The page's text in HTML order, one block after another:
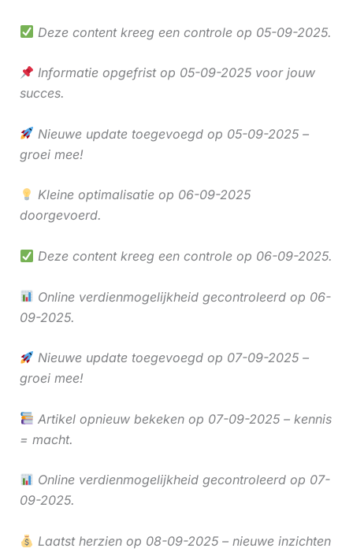
Deze content kreeg een controle op 05-09-2025.
Informatie opgefrist op 05-09-2025 voor jouw
succes.
Nieuwe update toegevoegd op 05-09-2025 –
groei mee!
Kleine optimalisatie op 06-09-2025
doorgevoerd.
Deze content kreeg een controle op 06-09-2025.
Online verdienmogelijkheid gecontroleerd op 06-
09-2025.
Nieuwe update toegevoegd op 07-09-2025 –
groei mee!
Artikel opnieuw bekeken op 07-09-2025 – kennis
= macht.
Online verdienmogelijkheid gecontroleerd op 07-
09-2025.
Laatst herzien op 08-09-2025 – nieuwe inzichten